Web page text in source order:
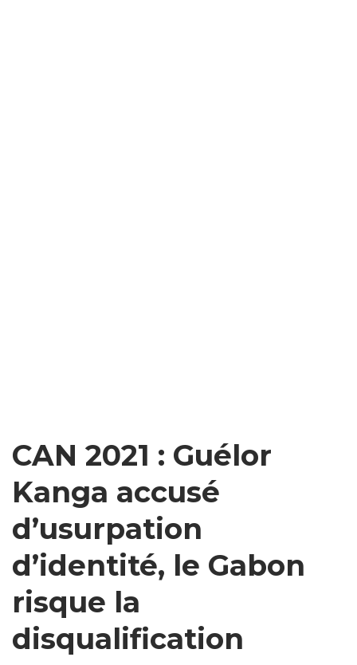
CAN 2021 : Guélor
Kanga accusé
d’usurpation
d’identité, le Gabon
risque la
disqualification